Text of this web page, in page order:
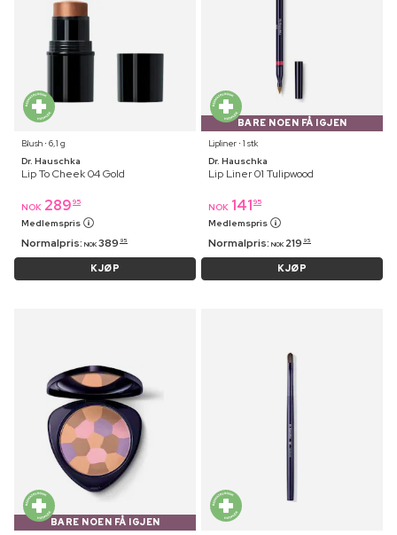
Blush ⋅ 6,1 g
Dr. Hauschka
Lip To Cheek 04 Gold
NOK 289 95
Medlemspris
Normalpris: NOK 389 95
KJØP
BARE NOEN FÅ IGJEN
Lipliner ⋅ 1 stk
Dr. Hauschka
Lip Liner 01 Tulipwood
NOK 141 95
Medlemspris
Normalpris: NOK 219 95
KJØP
BARE NOEN FÅ IGJEN